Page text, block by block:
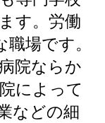
す。労働
場です。
院ならか
によって
などの細